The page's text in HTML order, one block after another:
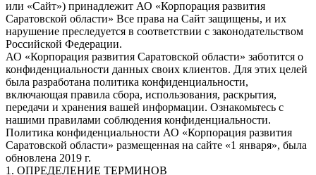
или «Сайт») принадлежит АО «Корпорация развития
Саратовской области» Все права на Сайт защищены, и их
нарушение преследуется в соответствии с законодательством
Российской Федерации.
АО «Корпорация развития Саратовской области» заботится о
конфиденциальности данных своих клиентов. Для этих целей
была разработана политика конфиденциальности,
включающая правила сбора, использования, раскрытия,
передачи и хранения вашей информации. Ознакомьтесь с
нашими правилами соблюдения конфиденциальности.
Политика конфиденциальности АО «Корпорация развития
Саратовской области» размещенная на сайте «1 января», была
обновлена 2019 г.
1. ОПРЕДЕЛЕНИЕ ТЕРМИНОВ